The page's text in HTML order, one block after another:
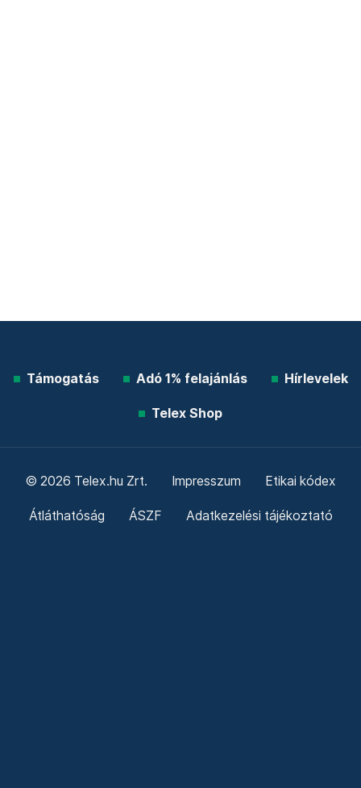
Támogatás Adó 1% felajánlás Hírlevelek
Telex Shop
© 2026 Telex.hu Zrt. Impresszum Etikai kódex
Átláthatóság ÁSZF Adatkezelési tájékoztató